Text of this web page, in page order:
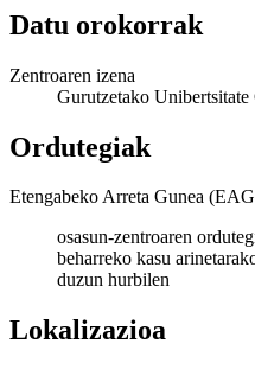
Datu orokorrak
Zentroaren izena
Gurutzetako Unibertsitate
Ordutegiak
Etengabeko Arreta Gunea
osasun-zentroaren
beharreko kasu
duzun hurbilen
Lokalizazioa